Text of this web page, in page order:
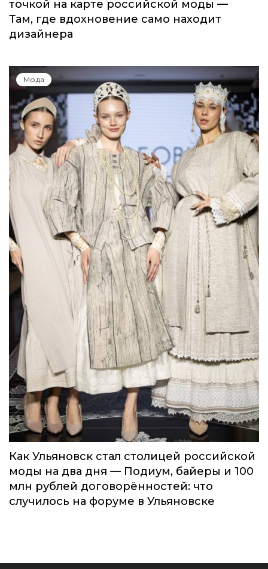
точкой на карте российской моды —
Там, где вдохновение само находит
дизайнера
Мода
Как Ульяновск стал столицей российской
моды на два дня — Подиум, байеры и 100
млн рублей договорённостей: что
случилось на форуме в Ульяновске